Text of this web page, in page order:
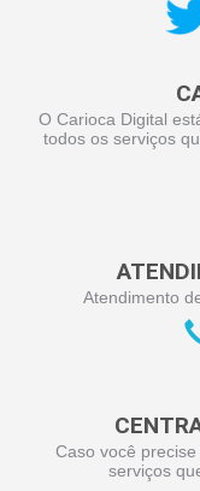
O Carioca Digital
todos os serviços
Atendimento
Caso você
serviços